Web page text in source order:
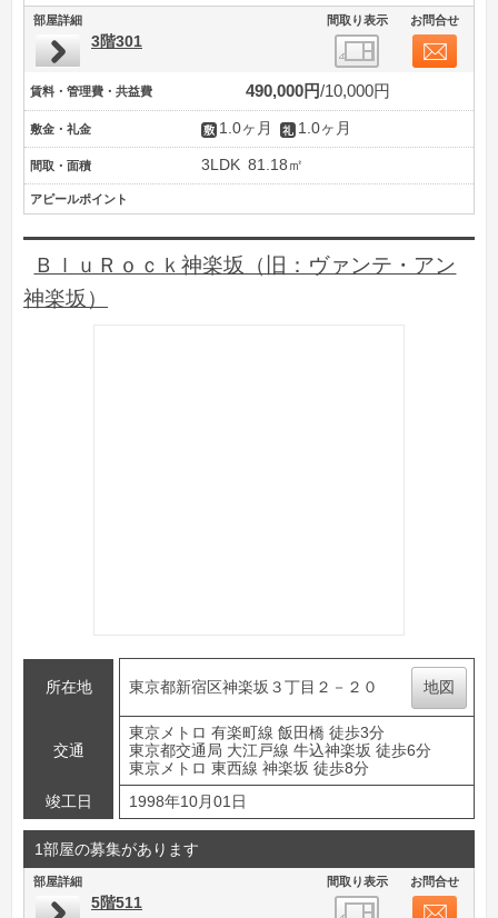
部屋詳細 間取り表示 お問合せ
3階301
賃料・管理費・共益費 490,000円 10,000円
敷金・礼金 1.0ヶ月 1.0ヶ月
間取・面積 3LDK 81.18㎡
アピールポイント
ＢｌｕＲｏｃｋ神楽坂（旧：ヴァンテ・アン
神楽坂）
所在地 東京都新宿区神楽坂３丁目２－２０ 地図
交通
東京メトロ 有楽町線 飯田橋 徒歩3分
東京都交通局 大江戸線 牛込神楽坂 徒歩6分
東京メトロ 東西線 神楽坂 徒歩8分
竣工日
1998年10月01日
1部屋の募集があります
部屋詳細 間取り表示 お問合せ
5階511